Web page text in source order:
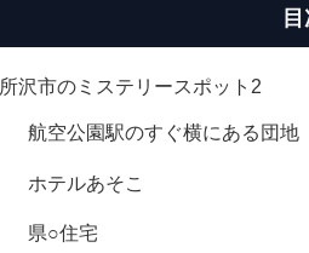
所沢市のミステリースポット2
航空公園駅のすぐ横にある団地
ホテルあそこ
県○住宅